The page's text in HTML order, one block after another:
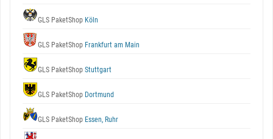
GLS PaketShop Köln
GLS PaketShop Frankfurt am Main
GLS PaketShop Stuttgart
GLS PaketShop Dortmund
GLS PaketShop Essen, Ruhr